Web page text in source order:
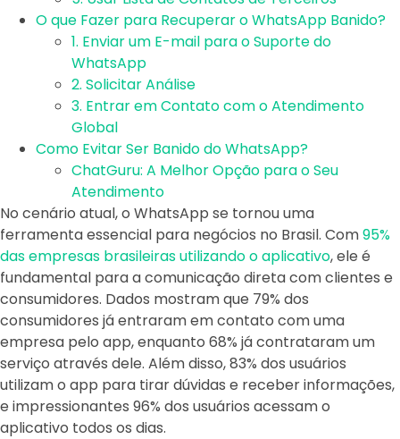
O que Fazer para Recuperar o WhatsApp Banido?
1. Enviar um E-mail para o Suporte do
WhatsApp
2. Solicitar Análise
3. Entrar em Contato com o Atendimento
Global
Como Evitar Ser Banido do WhatsApp?
ChatGuru: A Melhor Opção para o Seu
Atendimento
No cenário atual, o WhatsApp se tornou uma
ferramenta essencial para negócios no Brasil. Com95%
das empresas brasileiras utilizando o aplicativo, ele é
fundamental para a comunicação direta com clientes e
consumidores. Dados mostram que 79% dos
consumidores já entraram em contato com uma
empresa pelo app, enquanto 68% já contrataram um
serviço através dele. Além disso, 83% dos usuários
utilizam o app para tirar dúvidas e receber informações,
e impressionantes 96% dos usuários acessam o
aplicativo todos os dias.